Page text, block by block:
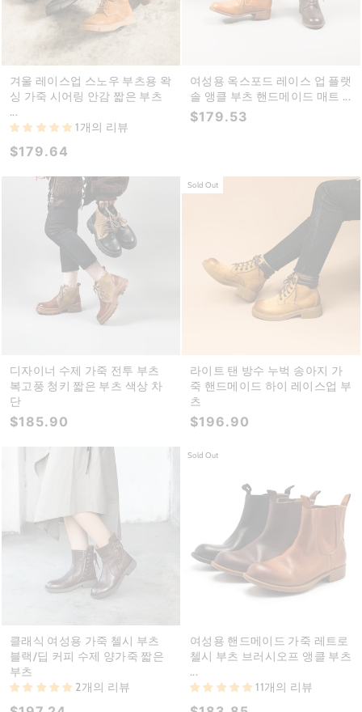
겨울 레이스업 스노우 부츠용 왁
싱 가죽 시어링 안감 짧은 부츠
...
1개의 리뷰
$179.64
여성용 옥스포드 레이스 업 플랫
솔 앵클 부츠 핸드메이드 매트 ...
$179.53
디자이너 수제 가죽 전투 부츠
복고풍 청키 짧은 부츠 색상 차
단
$185.90
Sold Out
라이트 탠 방수 누벅 송아지 가
죽 핸드메이드 하이 레이스업 부
츠
$196.90
클래식 여성용 가죽 첼시 부츠
블랙/딥 커피 수제 양가죽 짧은
부츠
2개의 리뷰
Sold Out
여성용 핸드메이드 가죽 레트로
첼시 부츠 브러시오프 앵클 부츠
...
11개의 리뷰